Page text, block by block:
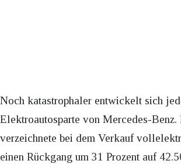
Noch katastrophaler entwickelt sich
Elektroautosparte von Mercedes-Benz.
verzeichnete bei dem Verkauf
einen Rückgang um 31 Prozent auf